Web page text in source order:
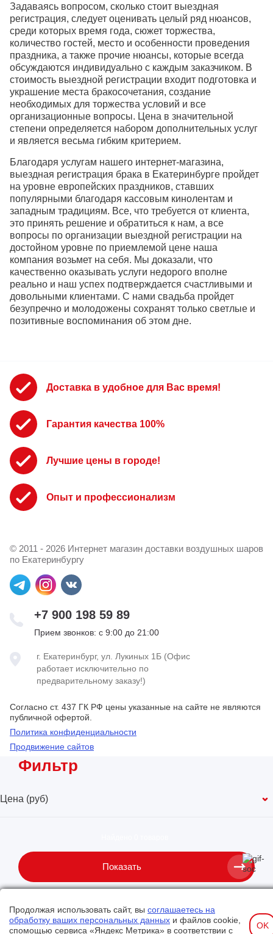
Задаваясь вопросом, сколько стоит выездная
регистрация, следует оценивать целый ряд нюансов,
среди которых время года, сюжет торжества,
количество гостей, место и особенности проведения
праздника, а также прочие нюансы, которые всегда
обсуждаются индивидуально с каждым заказчиком. В
стоимость выездной регистрации входит подготовка и
украшение места бракосочетания, создание
необходимых для торжества условий и все
организационные вопросы. Цена в значительной
степени определяется набором дополнительных услуг
и является весьма гибким критерием.
Благодаря услугам нашего интернет-магазина,
выездная регистрация брака в Екатеринбурге пройдет
на уровне европейских праздников, ставших
популярными благодаря кассовым кинолентам и
западным традициям. Все, что требуется от клиента,
это принять решение и обратиться к нам, а все
вопросы по организации выездной регистрации на
достойном уровне по приемлемой цене наша
компания возьмет на себя. Мы доказали, что
качественно оказывать услуги недорого вполне
реально и наш успех подтверждается счастливыми и
довольными клиентами. С нами свадьба пройдет
безупречно и молодожены сохранят только светлые и
позитивные воспоминания об этом дне.
Доставка в удобное для Вас время!
Гарантия качества 100%
Лучшие цены в городе!
Опыт и профессионализм
© 2011 - 2026 Интернет магазин доставки воздушных шаров
по Екатеринбургу
+7 900 198 59 89
Прием звонков: с 9:00 до 21:00
г. Екатеринбург, ул. Лукиных 1Б (Офис
работает исключительно по
предварительному заказу!)
Согласно ст. 437 ГК РФ цены указанные на сайте не являются
публичной офертой.
Политика конфиденциальности
Продвижение сайтов
Фильтр
Цена (руб)
Показать
Продолжая использовать сайт, вы соглашаетесь на
обработку ваших персональных данных и файлов cookie,
спомощью сервиса «Яндекс Метрика» в соответствии с
OK